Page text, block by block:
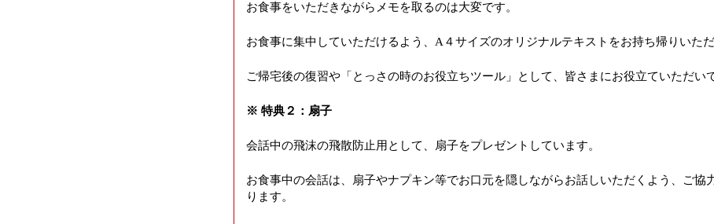
お食事をいただきながらメモを取るのは大変です。
お食事に集中していただけるよう、A４サイズのオリジナルテキストをお持ち帰りいただ
ご帰宅後の復習や「とっさの時のお役立ちツール」として、皆さまにお役立ていただい
※ 特典２：扇子
会話中の飛沫の飛散防止用として、扇子をプレゼントしています。
お食事中の会話は、扇子やナプキン等でお口元を隠しながらお話しいただくよう、ご協
ります。